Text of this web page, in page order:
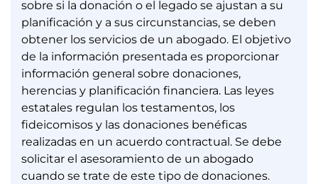
sobre si la donación o el legado se ajustan a su
planificación y a sus circunstancias, se deben
obtener los servicios de un abogado. El objetivo
de la información presentada es proporcionar
información general sobre donaciones,
herencias y planificación financiera. Las leyes
estatales regulan los testamentos, los
fideicomisos y las donaciones benéficas
realizadas en un acuerdo contractual. Se debe
solicitar el asesoramiento de un abogado
cuando se trate de este tipo de donaciones.